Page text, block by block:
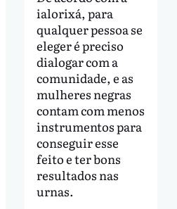
ialorixá, para
qualquer pessoa se
eleger é preciso
dialogar com a
comunidade, e as
mulheres negras
contam com menos
instrumentos para
conseguir esse
feito e ter bons
resultados nas
urnas.